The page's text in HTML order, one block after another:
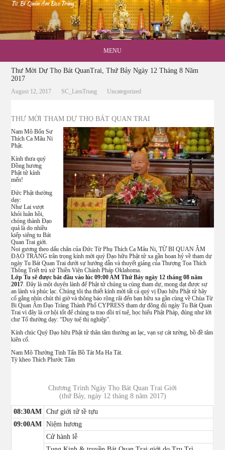
Từ Bi Quán Âm Đạo Tràng
MENU
Thư Mời Dự Thọ Bát QuanTrai, Thứ Bảy Ngày 12 Tháng 8 Năm
2017
August 12, 2017 SC_LienTrung Uncategorized
THƯ MỜI THAM DỰ THỌ BÁT QUAN TRAI
Nam Mô Bổn Sư
Thích Ca Mâu Ni
Phật.
Kính thưa quý
Đồng hương
Phật tử kính
mến!
Đức Phật thường
dạy:
Như Lai vượt
khỏi luân hồi,
chóng thành Đạo
quả là do nhiều
kiếp siêng tu Bát
Quan Trai giới.
Noi gương theo dấu chân của Đức Từ Phụ Thích Ca Mâu Ni, TỪ BI QUAN ÂM
ĐẠO TRÀNG trân trọng kính mời quý Đạo hữu Phật tử xa gần hoan hỷ về tham dự
ngày Tu Bát Quan Trai dưới sự hướng dẫn và thuyết giảng của Thượng Tọa Thích
Thông Triết trú xứ Thiền Viện Chánh Pháp Oklahoma.
Lớp Tu sẽ được bắt đầu vào lúc 09:00 AM Thứ Bảy ngày 12 tháng 08 năm
2017 . Đây là một duyên lành để Phật tử chúng ta cùng tham dự, mong đạt được sự
an lành và phúc lạc. Chúng tôi tha thiết kính mời tất cả quý vị Đạo hữu Phật tử hãy
cố gắng nhín chút thì giờ và thông báo rộng rãi đến bạn hữu xa gần cùng về Chùa Từ
Bi Quan Âm Đạo Tràng Thành Phố CYPRESS tham dự đông đủ ngày Tu Bát Quan
Trai vì đây là cơ hội tốt để chúng ta trao dồi trí tuệ, học hiểu Phật Pháp, đúng như lời
chư Tổ thường dạy: “Duy tuệ thị nghiệp”.
Kính chúc Quý Đạo hữu Phật tử thân tâm thường an lạc, vạn sự cát tường, bồ đề tâm
kiên cố.
Nam Mô Thường Tinh Tấn Bồ Tát Ma Ha Tát.
Tỳ kheo Thích Phước Tâm
Chương Trình Ngày Thọ Bát Quan Trai Giới
(thứ Bảy, ngày 12 tháng 8 năm 2017)
08:30AM
Chư giới tử tề tựu
09:00AM
Niệm hương
Cử hành lễ